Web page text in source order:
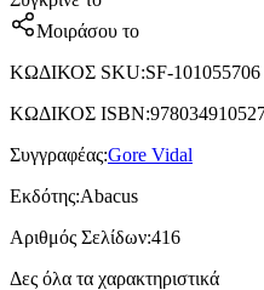
Μοιράσου το
ΚΩΔΙΚΟΣ SKU:SF-101055706
ΚΩΔΙΚΟΣ ISBN:
Συγγραφέας:Gore Vidal
Εκδότης:Abacus
Αριθμός Σελίδων:416
Δες όλα τα χαρακτηριστικά